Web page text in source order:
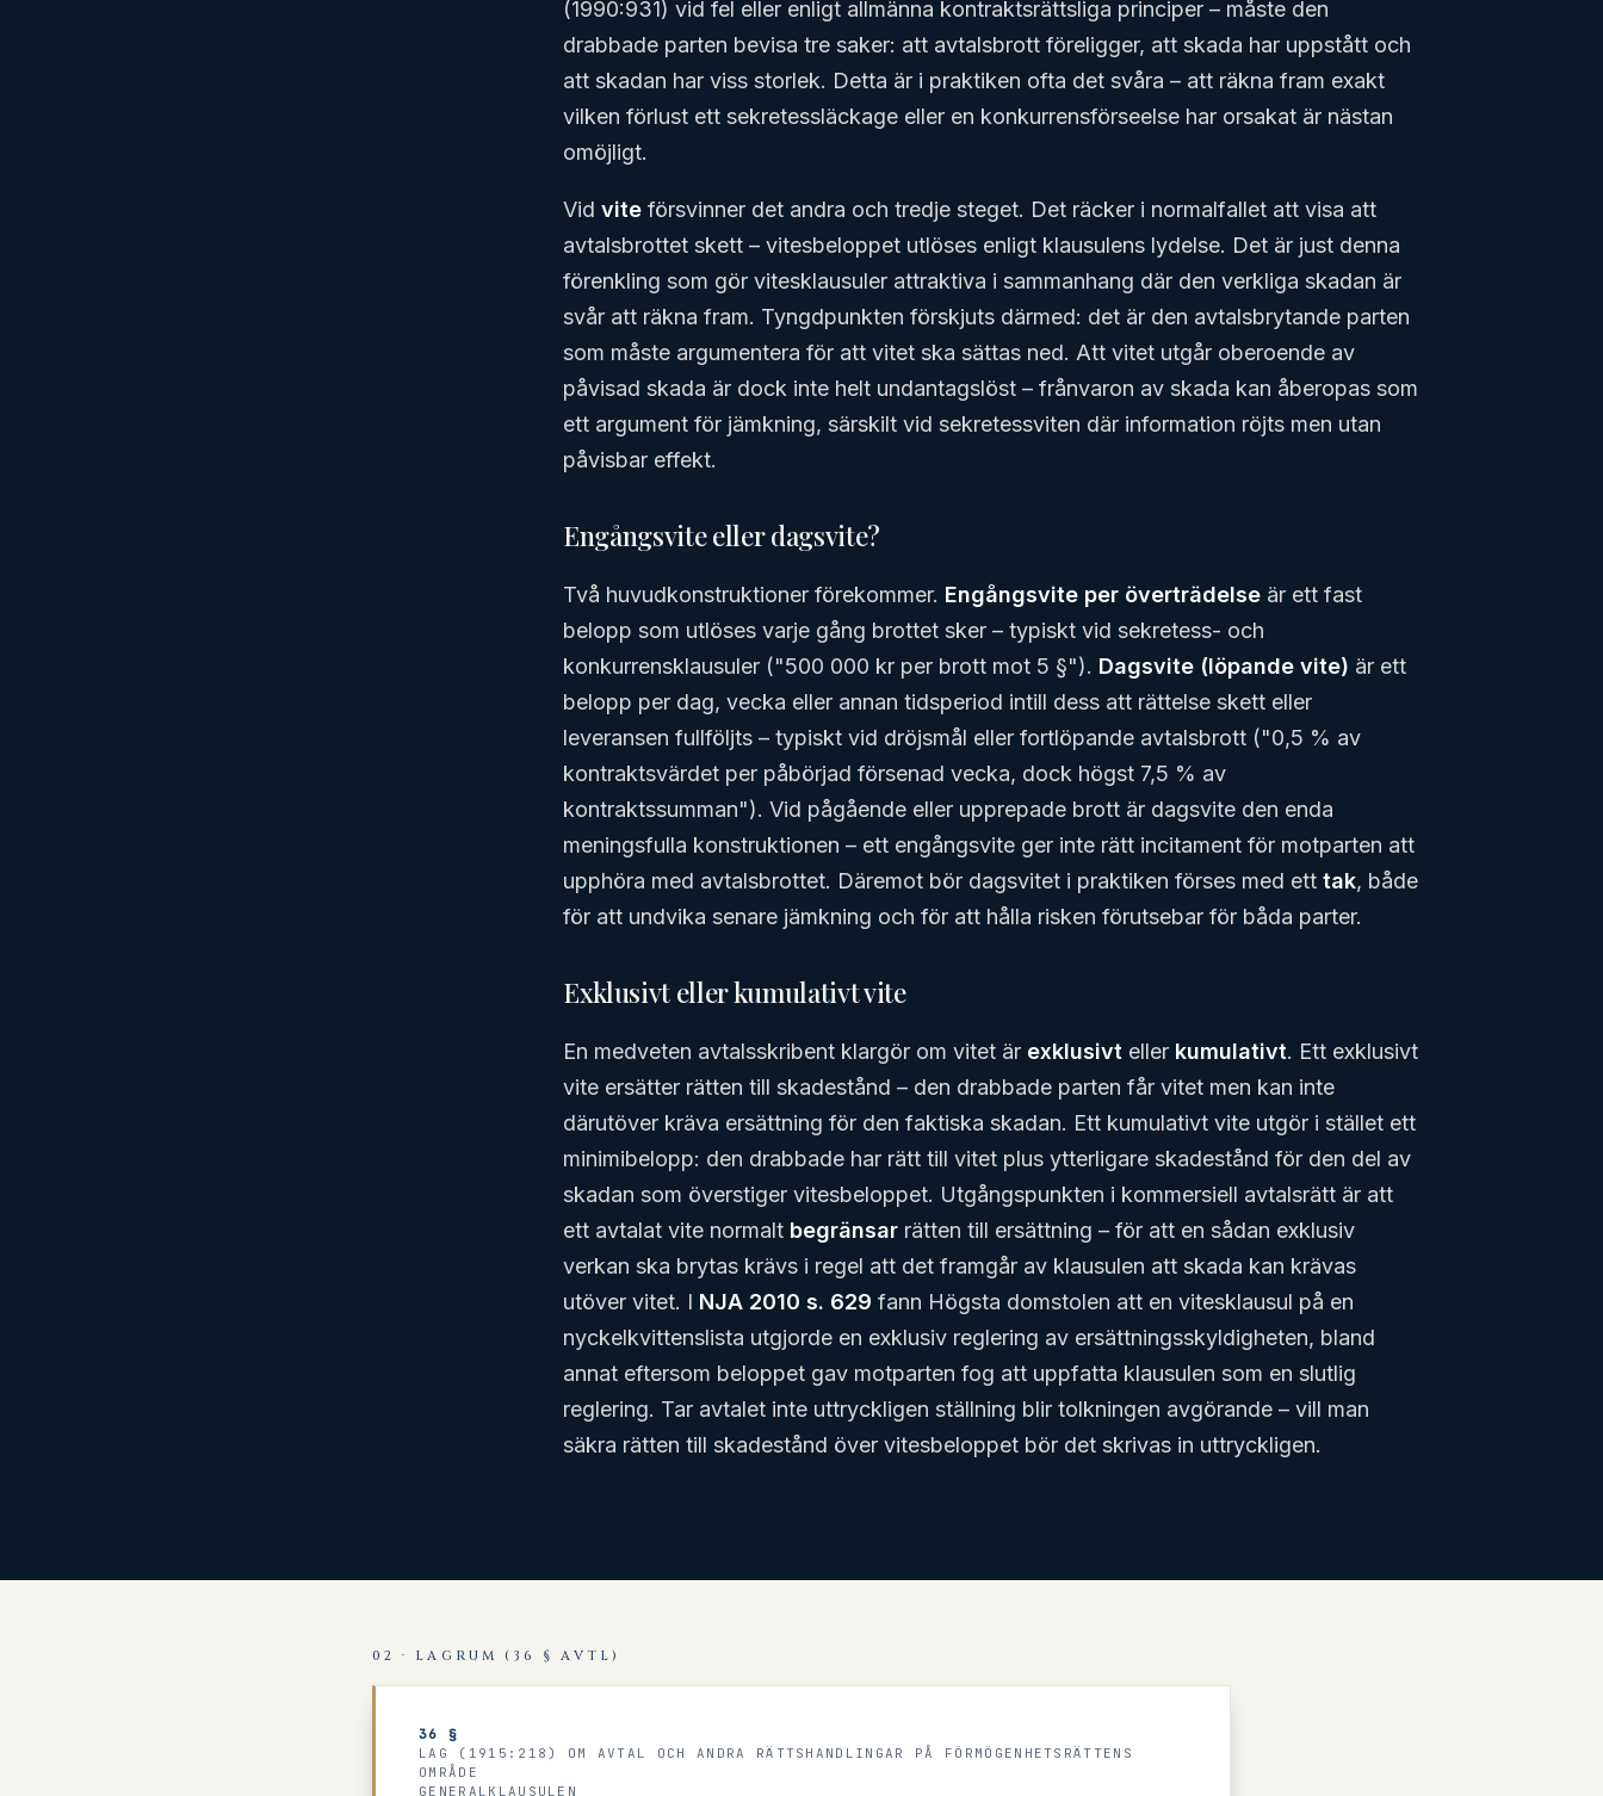
(1990:931) vid fel eller enligt allmänna kontraktsrättsliga principer – måste den
drabbade parten bevisa tre saker: att avtalsbrott föreligger, att skada har uppstått och
att skadan har viss storlek. Detta är i praktiken ofta det svåra – att räkna fram exakt
vilken förlust ett sekretessläckage eller en konkurrensförseelse har orsakat är nästan
omöjligt.
Vid vite försvinner det andra och tredje steget. Det räcker i normalfallet att visa att
avtalsbrottet skett – vitesbeloppet utlöses enligt klausulens lydelse. Det är just denna
förenkling som gör vitesklausuler attraktiva i sammanhang där den verkliga skadan är
svår att räkna fram. Tyngdpunkten förskjuts därmed: det är den avtalsbrytande parten
som måste argumentera för att vitet ska sättas ned. Att vitet utgår oberoende av
påvisad skada är dock inte helt undantagslöst – frånvaron av skada kan åberopas som
ett argument för jämkning, särskilt vid sekretessviten där information röjts men utan
påvisbar effekt.
Engångsvite eller dagsvite?
Två huvudkonstruktioner förekommer. Engångsvite per överträdelse är ett fast
belopp som utlöses varje gång brottet sker – typiskt vid sekretess- och
konkurrensklausuler ("500 000 kr per brott mot 5 §"). Dagsvite (löpande vite) är ett
belopp per dag, vecka eller annan tidsperiod intill dess att rättelse skett eller
leveransen fullföljts – typiskt vid dröjsmål eller fortlöpande avtalsbrott ("0,5 % av
kontraktsvärdet per påbörjad försenad vecka, dock högst 7,5 % av
kontraktssumman"). Vid pågående eller upprepade brott är dagsvite den enda
meningsfulla konstruktionen – ett engångsvite ger inte rätt incitament för motparten att
upphöra med avtalsbrottet. Däremot bör dagsvitet i praktiken förses med ett tak, både
för att undvika senare jämkning och för att hålla risken förutsebar för båda parter.
Exklusivt eller kumulativt vite
En medveten avtalsskribent klargör om vitet är exklusivt eller kumulativt. Ett exklusivt
vite ersätter rätten till skadestånd – den drabbade parten får vitet men kan inte
därutöver kräva ersättning för den faktiska skadan. Ett kumulativt vite utgör i stället ett
minimibelopp: den drabbade har rätt till vitet plus ytterligare skadestånd för den del av
skadan som överstiger vitesbeloppet. Utgångspunkten i kommersiell avtalsrätt är att
ett avtalat vite normalt begränsar rätten till ersättning – för att en sådan exklusiv
verkan ska brytas krävs i regel att det framgår av klausulen att skada kan krävas
utöver vitet. I NJA 2010 s. 629 fann Högsta domstolen att en vitesklausul på en
nyckelkvittenslista utgjorde en exklusiv reglering av ersättningsskyldigheten, bland
annat eftersom beloppet gav motparten fog att uppfatta klausulen som en slutlig
reglering. Tar avtalet inte uttryckligen ställning blir tolkningen avgörande – vill man
säkra rätten till skadestånd över vitesbeloppet bör det skrivas in uttryckligen.
02 · LAGRUM (36 § AVTL)
36 §
LAG (1915:218) OM AVTAL OCH ANDRA RÄTTSHANDLINGAR PÅ FÖRMÖGENHETSRÄTTENS
OMRÅDE
GENERALKLAUSULEN